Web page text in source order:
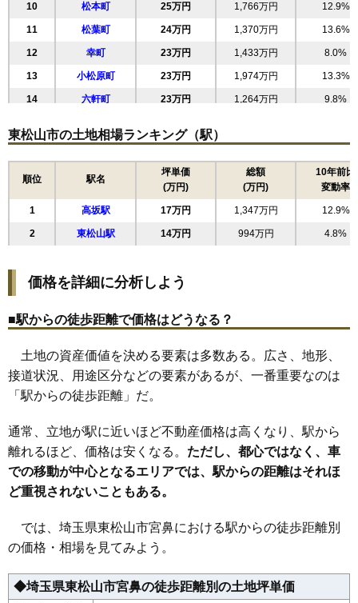
10 松本町 25万円 1,766万円 12.9%
11 松葉町 24万円 1,370万円 13.6%
12 幸町 23万円 1,433万円 8.0%
13 小松原町 23万円 1,974万円 13.3%
14 六軒町 23万円 1,264万円 9.8%
16 五領町 21万円 1,401万円 11.2%
20万円 1,403万円 10.9%
19万円 1,358万円 9.7%
19 高坂 18万円 1,336万円 15.4%
20 毛塚 18万円 1,374万円 18.1%
22 松山町 16万円
24 山崎町 15万円 1,677万円 7.0%
25 新宿町 15万円 1,443万円 0.6%
26 沢口町 14万円 979万円 9.7%
27 市ノ川
28 若松町 14万円 962万円 6.2%
29 上野本 11万円 986万円 4.7%
30 野田 11万円 678万円 3.1%
31 石橋 9.1万円
33 大黒部
35 柏崎 7.1万円 818万円
東松山市の土地相場ランキング（駅）
順位 駅名
坪単価
(万円)
総額
(万円)
10年前比
変動率
1 高坂駅 17万円 1,347万円 12.9%
2 東松山駅 14万円 994万円 4.8%
価格を詳細に分析しよう
■駅からの徒歩距離で価格はどうなる？
土地の資産価値を決める要素は多数ある。広さ、地形、
接道状況、用途区分などの要素があるが、一番重要なのは
「駅からの徒歩距離」だ。
通常、立地が駅に近いほど不動産価格は高くなり、駅から
離れるほど、価格は安くなる。 ただし、都心ではなく、車
での移動が中心となるエリアでは、駅からの距離はそれほ
ど重視されないこともある。
では、埼玉県東松山市宮鼻における駅からの徒歩距離別
の価格・相場を見てみよう。
◆埼玉県東松山市宮鼻の徒歩距離別の土地坪単価